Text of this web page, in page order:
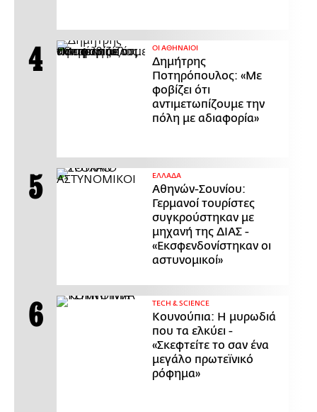
ΟΙ ΑΘΗΝΑΙΟΙ
Δημήτρης
Ποτηρόπουλος: «Με
φοβίζει ότι
αντιμετωπίζουμε την
πόλη με αδιαφορία»
ΕΛΛΑΔΑ
Αθηνών-Σουνίου:
Γερμανοί τουρίστες
συγκρούστηκαν με
μηχανή της ΔΙΑΣ -
«Εκσφενδονίστηκαν οι
αστυνομικοί»
ΤECH & SCIENCE
Κουνούπια: Η μυρωδιά
που τα ελκύει -
«Σκεφτείτε το σαν ένα
μεγάλο πρωτεϊνικό
ρόφημα»